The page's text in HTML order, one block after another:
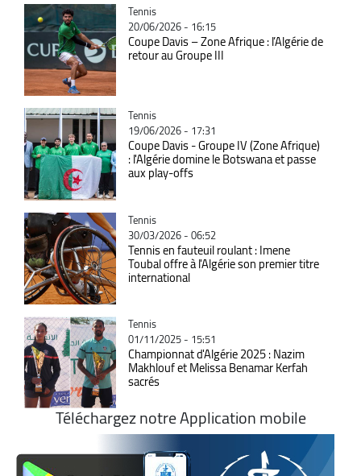
Catégorie
Tennis
20/06/2026 - 16:15
Coupe Davis – Zone Afrique : l’Algérie de
retour au Groupe III
Catégorie
Tennis
19/06/2026 - 17:31
Coupe Davis - Groupe IV (Zone Afrique)
: l'Algérie domine le Botswana et passe
aux play-offs
Catégorie
Tennis
30/03/2026 - 06:52
Tennis en fauteuil roulant : Imene
Toubal offre à l'Algérie son premier titre
international
Catégorie
Tennis
01/11/2025 - 15:51
Championnat d'Algérie 2025 : Nazim
Makhlouf et Melissa Benamar Kerfah
sacrés
Téléchargez notre Application mobile